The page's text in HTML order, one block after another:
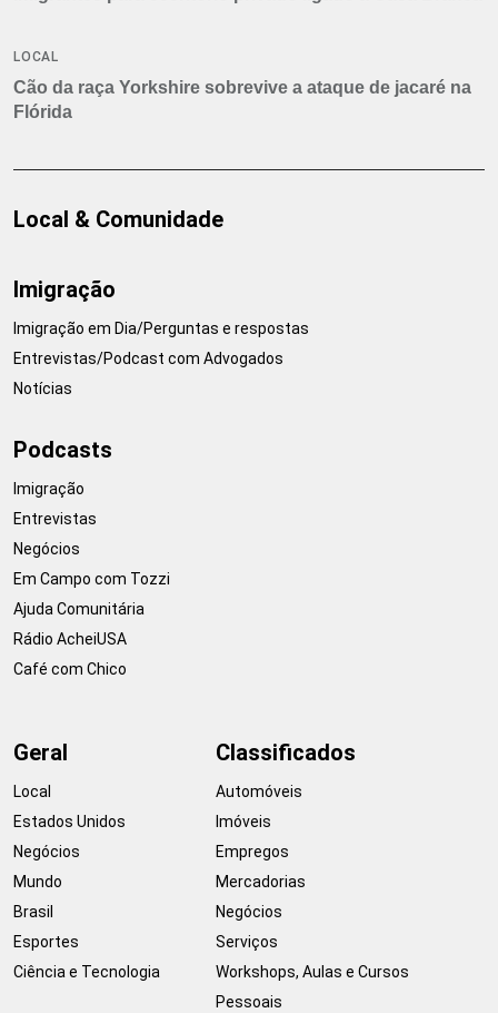
LOCAL
Cão da raça Yorkshire sobrevive a ataque de jacaré na
Flórida
Local & Comunidade
Imigração
Imigração em Dia/Perguntas e respostas
Entrevistas/Podcast com Advogados
Notícias
Podcasts
Imigração
Entrevistas
Negócios
Em Campo com Tozzi
Ajuda Comunitária
Rádio AcheiUSA
Café com Chico
Geral
Local
Estados Unidos
Negócios
Mundo
Brasil
Esportes
Ciência e Tecnologia
Classificados
Automóveis
Imóveis
Empregos
Mercadorias
Negócios
Serviços
Workshops, Aulas e Cursos
Pessoais